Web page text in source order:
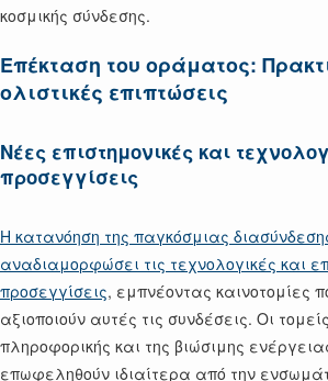
κοσμικής σύνδεσης.
Επέκταση του οράματος:
ολιστικές επιπτώσεις
Νέες επιστημονικές και
προσεγγίσεις
Η κατανόηση της παγκόσμιας
αναδιαμορφώσει τις τεχνολογικές και
προσεγγίσεις, εμπνέοντας καινοτομίες
αξιοποιούν αυτές τις συνδέσεις. Οι
πληροφορικής και της βιώσιμης
επωφεληθούν ιδιαίτερα από την